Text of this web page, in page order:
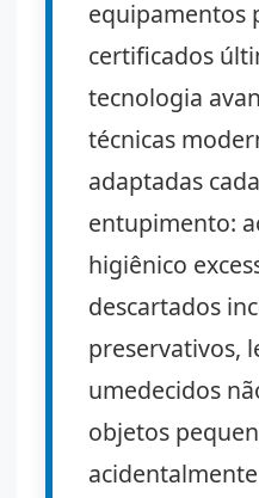
equipamentos
certificados
tecnologia
técnicas
adaptadas
entupimento:
higiênico
descartados
preservativos,
umedecidos
objetos